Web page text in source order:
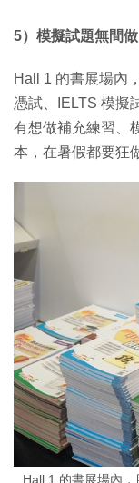
5）模擬試題無間做
Hall 1 的書展場內
憑試、IELTS 模擬
有想做補充練習、
本，在暑假都要狂
Hall 1 的書展場內，